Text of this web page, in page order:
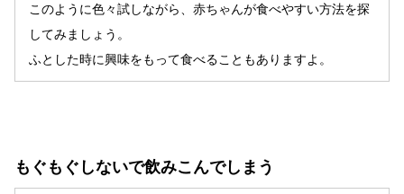
このように色々試しながら、赤ちゃんが食べやすい方法を探
してみましょう。
ふとした時に興味をもって食べることもありますよ。
もぐもぐしないで飲みこんでしまう